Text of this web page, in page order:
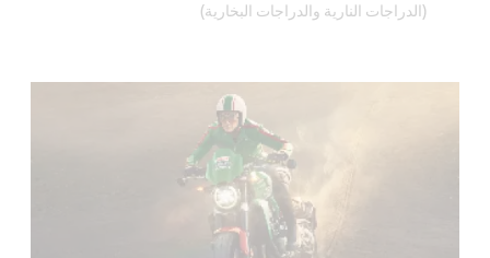
(الدراجات النارية والدراجات البخارية)